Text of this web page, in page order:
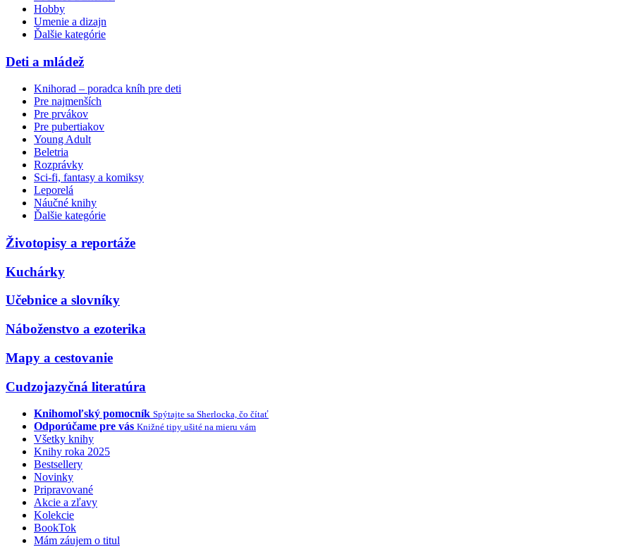
Hobby
Umenie a dizajn
Ďalšie kategórie
Deti a mládež
Knihorad – poradca kníh pre deti
Pre najmenších
Pre prvákov
Pre pubertiakov
Young Adult
Beletria
Rozprávky
Sci-fi, fantasy a komiksy
Leporelá
Náučné knihy
Ďalšie kategórie
Životopisy a reportáže
Kuchárky
Učebnice a slovníky
Náboženstvo a ezoterika
Mapy a cestovanie
Cudzojazyčná literatúra
Knihomoľský pomocník Spýtajte sa Sherlocka, čo čítať
Odporúčame pre vás Knižné tipy ušité na mieru vám
Všetky knihy
Knihy roka 2025
Bestsellery
Novinky
Pripravované
Akcie a zľavy
Kolekcie
BookTok
Mám záujem o titul